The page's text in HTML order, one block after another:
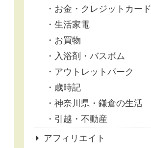
お金・クレジットカード
生活家電
お買物
入浴剤・バスボム
アウトレットパーク
歳時記
神奈川県・鎌倉の生活
引越・不動産
アフィリエイト